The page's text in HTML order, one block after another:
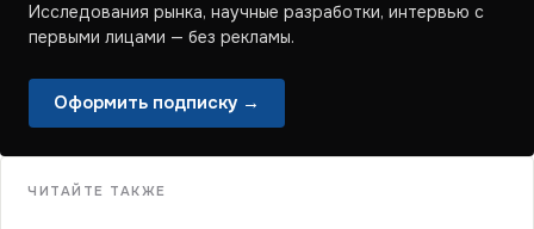
Исследования рынка, научные разработки, интервью с
первыми лицами — без рекламы.
Оформить подписку →
ЧИТАЙТЕ ТАКЖЕ